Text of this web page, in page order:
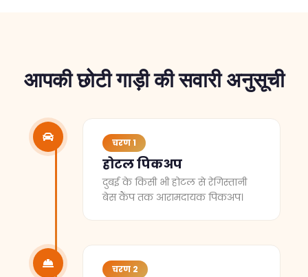
आपकी छोटी गाड़ी की सवारी अनुसूची
चरण 1
होटल पिकअप
दुबई के किसी भी होटल से रेगिस्तानी
बेस कैंप तक आरामदायक पिकअप।
चरण 2